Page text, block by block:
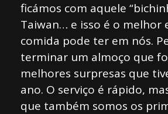
ficámos com aquele
Taiwan… e isso é o melhor
comida pode ter em nós.
terminar um almoço que
melhores surpresas que
ano. O serviço é rápido,
que também somos os